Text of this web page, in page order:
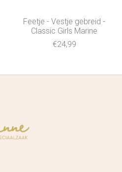
Feetje - Vestje gebreid -
Classic Girls Marine
€24,99